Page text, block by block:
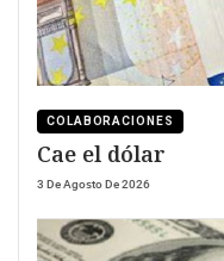
COLABORACIONES
Cae el dólar
3 De Agosto De 2026